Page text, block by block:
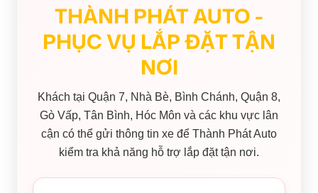
THÀNH PHÁT AUTO -
PHỤC VỤ LẮP ĐẶT TẬN
NƠI
Khách tại Quận 7, Nhà Bè, Bình Chánh, Quận 8,
Gò Vấp, Tân Bình, Hóc Môn và các khu vực lân
cận có thể gửi thông tin xe để Thành Phát Auto
kiểm tra khả năng hỗ trợ lắp đặt tận nơi.